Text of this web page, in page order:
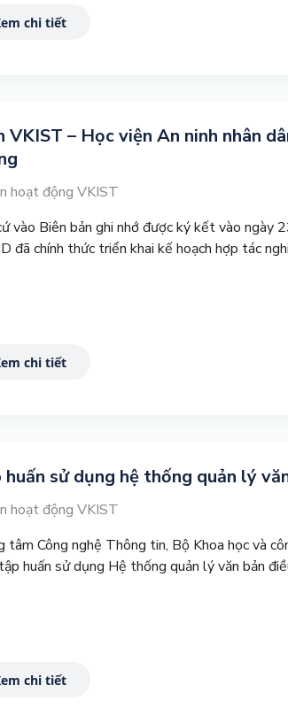
chi tiết
VKIST – Học viện An ninh nhân
hoạt động VKIST
vào Biên bản ghi nhớ được ký kết vào
đã chính thức triển khai kế hoạch hợp tác
chi tiết
huấn sử dụng hệ thống quản lý
hoạt động VKIST
tâm Công nghệ Thông tin, Bộ Khoa học và
huấn sử dụng Hệ thống quản lý văn bản
chi tiết